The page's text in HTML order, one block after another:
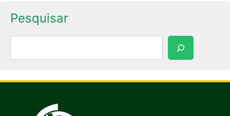
Pesquisar